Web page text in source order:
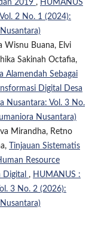
2019 , HUMANUS
2 No. 1 (2024):
Wisnu Buana, Elvi
Sakinah Octafia,
Alamendah Sebagai
Digital Desa
Nusantara: Vol. 3 No.
Nusantara)
Mirandha, Retno
Tinjauan Sistematis
Resource
Digital , HUMANUS :
3 No. 2 (2026):